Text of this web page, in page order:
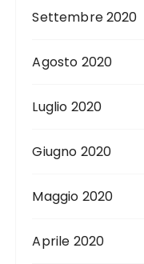
Settembre 2020
Agosto 2020
Luglio 2020
Giugno 2020
Maggio 2020
Aprile 2020